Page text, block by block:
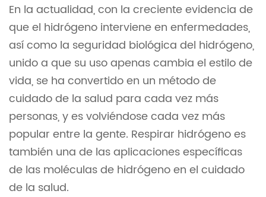
En la actualidad, con la creciente evidencia de
que el hidrógeno interviene en enfermedades,
así como la seguridad biológica del hidrógeno,
unido a que su uso apenas cambia el estilo de
vida, se ha convertido en un método de
cuidado de la salud para cada vez más
personas, y es volviéndose cada vez más
popular entre la gente. Respirar hidrógeno es
también una de las aplicaciones específicas
de las moléculas de hidrógeno en el cuidado
de la salud.